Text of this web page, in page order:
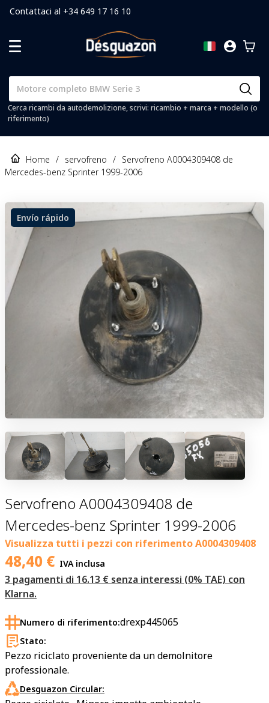
Contattaci al +34 649 17 16 10
Cerca ricambi da autodemolizione, scrivi: ricambio + marca + modello (o
riferimento)
Home / servofreno / Servofreno A0004309408 de
Mercedes-benz Sprinter 1999-2006
Envío rápido
Servofreno A0004309408 de
Mercedes-benz Sprinter 1999-2006
Visualizza tutti i pezzi con riferimentoA0004309408
48,40 € IVA inclusa
3 pagamenti di 16.13 € senza interessi (0% TAE) con
Klarna.
Numero di riferimento:drexp445065
Stato:
Pezzo riciclato proveniente da un demolnitore
professionale.
Desguazon Circular: